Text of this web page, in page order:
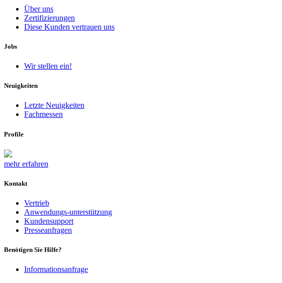
Über uns
Zertifizierungen
Diese Kunden vertrauen uns
Jobs
Wir stellen ein!
Neuigkeiten
Letzte Neuigkeiten
Fachmessen
Profile
mehr erfahren
Kontakt
Vertrieb
Anwendungs-unterstützung
Kundensupport
Presseanfragen
Benötigen Sie Hilfe?
Informationsanfrage